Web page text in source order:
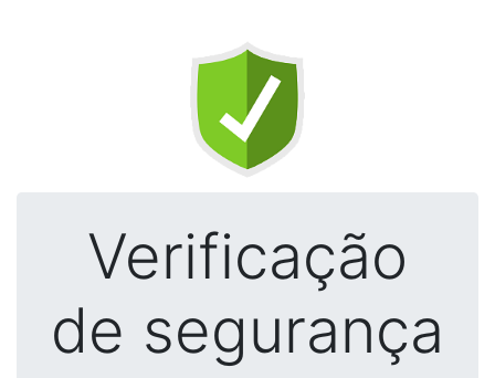
Verificação
de segurança